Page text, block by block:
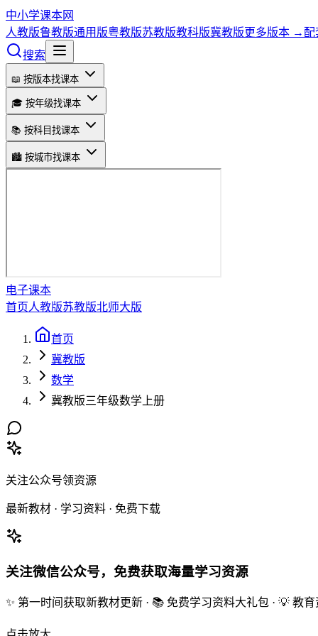
中小学课本网
人教版鲁教版通用版粤教版苏教版教科版冀教版更多版本 → 配
搜索
📖 按版本找课本
🎓 按年级找课本
📚 按科目找课本
🏙️ 按城市找课本
电子课本
首页人教版苏教版北师大版
首页
冀教版
数学
冀教版三年级数学上册
关注公众号领资源
最新教材 · 学习资料 · 免费下载
关注微信公众号，免费获取海量学习资源
✨ 第一时间获取新教材更新 · 📚 免费学习资料大礼包 · 💡 教